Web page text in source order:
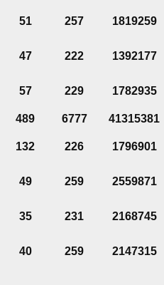
51 257 1819259
47 222 1392177
57 229 1782935
489 6777
41315381
132 226 1796901
49 259 2559871
35 231 2168745
40 259 2147315